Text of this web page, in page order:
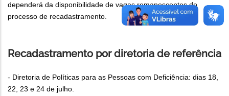
dependerá da disponibilidade de vagas remanescentes do
processo de recadastramento.
Recadastramento por diretoria de referência
- Diretoria de Políticas para as Pessoas com Deficiência: dias 18,
22, 23 e 24 de julho.